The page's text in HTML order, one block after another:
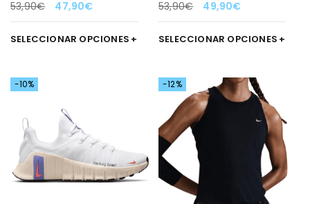
53,90€ 47,90€
SELECCIONAR OPCIONES
53,90€ 49,90€
SELECCIONAR OPCIONES
-10% -12%